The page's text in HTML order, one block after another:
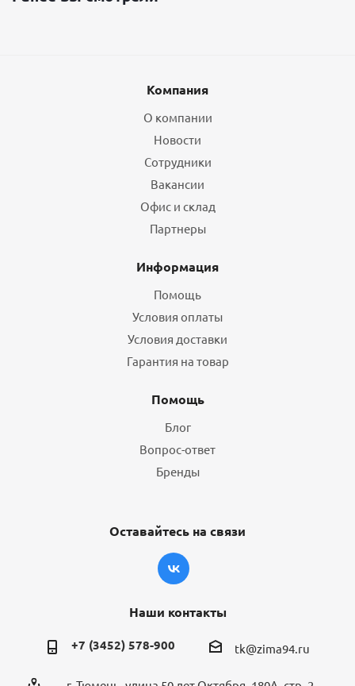
Компания
О компании
Новости
Сотрудники
Вакансии
Офис и склад
Партнеры
Информация
Помощь
Условия оплаты
Условия доставки
Гарантия на товар
Помощь
Блог
Вопрос-ответ
Бренды
Оставайтесь на связи
Наши контакты
+7 (3452) 578-900 tk@zima94.ru